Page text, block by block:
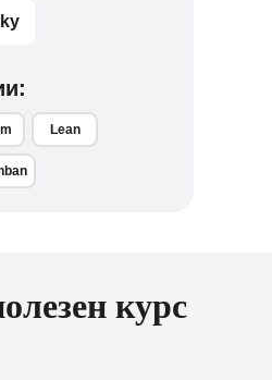
Lean
курс